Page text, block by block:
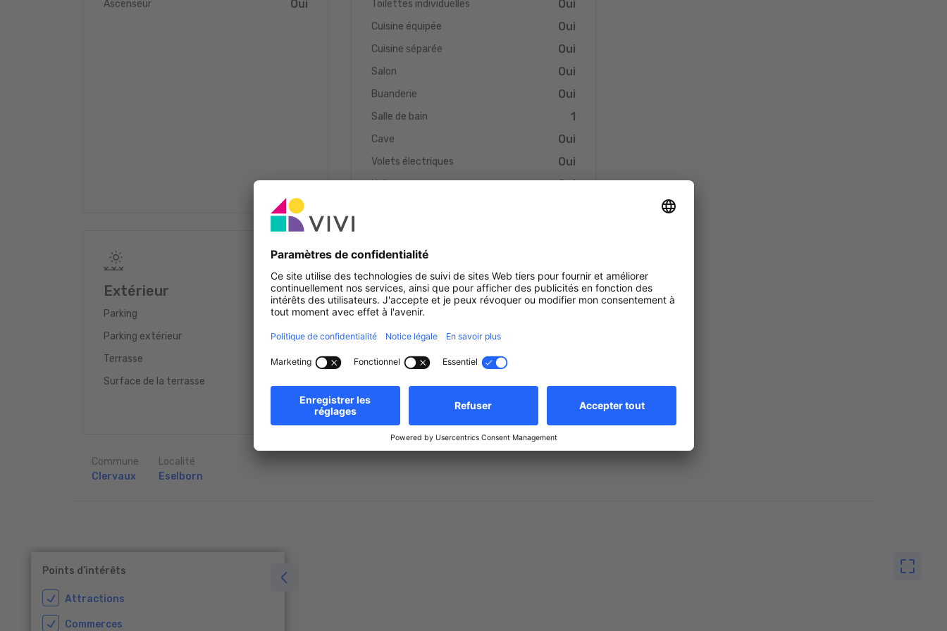
- Nombreux meubles sur mesure
Possibilité d'acquisition clé en main avec l'ensemble du mobilier, idéal pour un emménagement immédiat ou un
Un bien rare, alliant confort moderne, espaces extérieurs généreux et cadre de vie privilégié. À découvrir sans
tarder.
Ascenseur Oui Toilettes individuelles Oui
Cuisine équipée Oui
Cuisine séparée Oui
Salon Oui
Buanderie Oui
Salle de bain 1
Cave Oui
Volets électriques Oui
Hall Oui
Extérieur
Parking 1
Parking extérieur 1
Terrasse Oui
Surface de la terrasse
Energie
Triple vitrage
Chauffage au mazout
Chauffage au sol
Isolation thermique
Commune
Clervaux
Localité
Eselborn
Points d’intérêts
Attractions
Commerces